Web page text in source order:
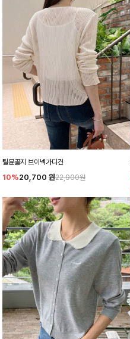
틸뮨골지 브이넥가디건
10%20,700 원22,900원